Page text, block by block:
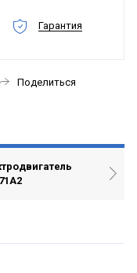
Гарантия
Поделиться